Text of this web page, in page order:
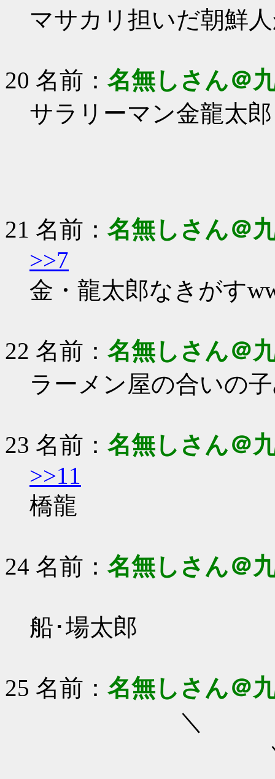
マサカリ担いだ朝鮮
20 名前： 名無しさん＠
サラリーマン金龍太郎
21 名前： 名無しさん＠
>>7
金・龍太郎なきがす
22 名前： 名無しさん＠
ラーメン屋の合いの
23 名前： 名無しさん＠
>>11
橋龍
24 名前： 名無しさん＠
船･場太郎
25 名前： 名無しさん＠
＼ やあキ
＼ ∧＿∧